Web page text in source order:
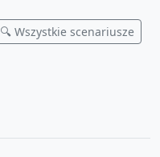
🔍 Wszystkie scenariusze